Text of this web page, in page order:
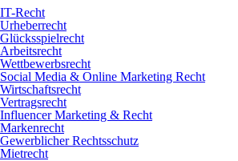
IT-Recht
Urheberrecht
Glücksspielrecht
Arbeitsrecht
Wettbewerbsrecht
Social Media & Online Marketing Recht
Wirtschaftsrecht
Vertragsrecht
Influencer Marketing & Recht
Markenrecht
Gewerblicher Rechtsschutz
Mietrecht